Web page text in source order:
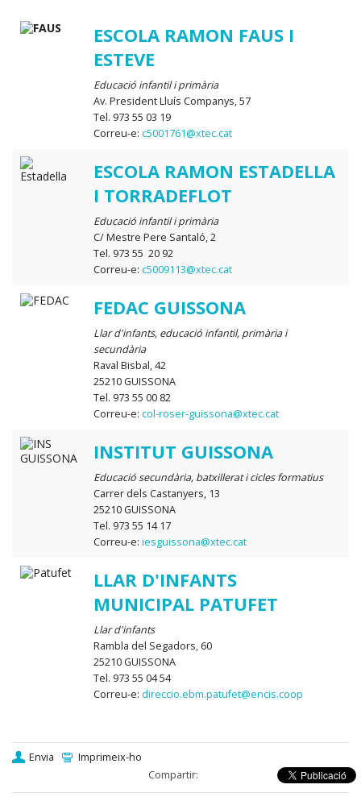
ESCOLA RAMON FAUS I
ESTEVE
Educació infantil i primària
Av. President Lluís Companys, 57
Tel. 973 55 03 19
Correu-e: c5001761@xtec.cat
ESCOLA RAMON ESTADELLA
I TORRADEFLOT
Educació infantil i primària
C/ Mestre Pere Santaló, 2
Tel. 973 55 20 92
Correu-e: c5009113@xtec.cat
FEDAC GUISSONA
Llar d'infants, educació infantil, primària i
secundària
Raval Bisbal, 42
25210 GUISSONA
Tel. 973 55 00 82
Correu-e: col-roser-guissona@xtec.cat
INSTITUT GUISSONA
Educació secundària, batxillerat i cicles formatius
Carrer dels Castanyers, 13
25210 GUISSONA
Tel. 973 55 14 17
Correu-e: iesguissona@xtec.cat
LLAR D'INFANTS
MUNICIPAL PATUFET
Llar d'infants
Rambla del Segadors, 60
25210 GUISSONA
Tel. 973 55 04 54
Correu-e: direccio.ebm.patufet@encis.coop
Envia
Imprimeix-ho
Compartir: